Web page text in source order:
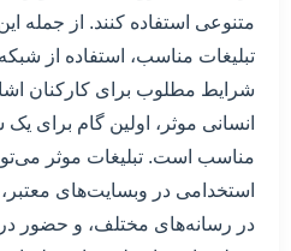
متنوعی استفاده کنند. از جمله
تبلیغات مناسب، استفاده از
شرایط مطلوب برای کارکنان
انسانی موثر، اولین گام برای یک
مناسب است. تبلیغات موثر
استخدامی در وبسایت‌های
در رسانه‌های مختلف، و حضور در